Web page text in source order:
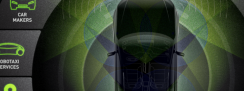
，幾乎能在北展廳的每個轉角便見到我們的合作夥伴。從 NVIDIA
在 CES 登場低調又曲線優雅的Robocar，吸引了駐足人潮及
美國運輸
。採用 NVIDIA 技術的電動賽車日後將參加 Formula E 認可的自動駕
裡，參觀者搭乘虛擬巴士穿越時光。戴上頭戴式顯示器後，